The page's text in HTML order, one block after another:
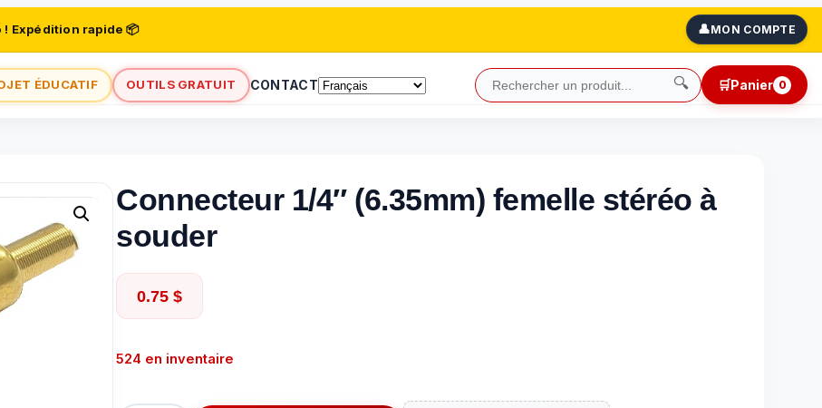
! Expédition rapide 📦 👤MON COMPTE
ÉDUCATIF OUTILS GRATUIT CONTACT 🔍 🛒Panier 0
Connecteur 1/4″ (6.35mm) femelle stéréo à
souder
0.75 $
524 en inventaire